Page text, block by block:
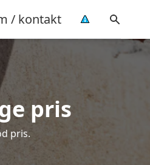
/ kontakt
pris
pris.